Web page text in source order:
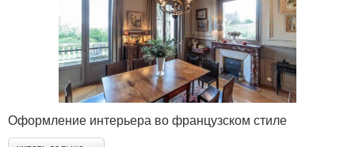
Оформление интерьера во французском стиле